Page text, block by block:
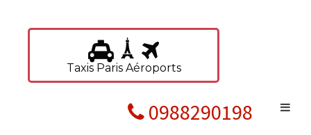
Taxis Paris Aéroports
0988290198